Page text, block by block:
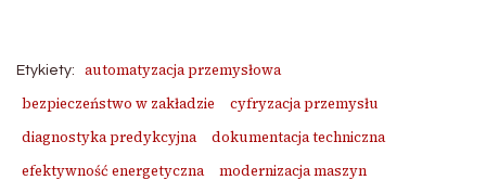
Etykiety:
automatyzacja przemysłowa
bezpieczeństwo w zakładzie
cyfryzacja przemysłu
diagnostyka predykcyjna
dokumentacja techniczna
efektywność energetyczna
modernizacja maszyn